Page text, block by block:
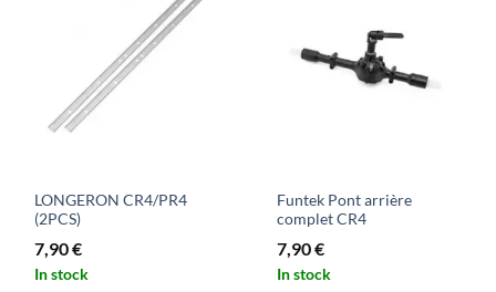
LONGERON CR4/PR4
(2PCS)
7,90€
In stock
Funtek Pont arrière
complet CR4
7,90€
In stock